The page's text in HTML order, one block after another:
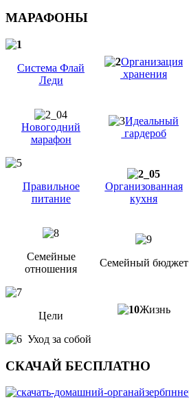
МАРАФОНЫ
Система Флай
Леди
Организация
хранения
Новогодний
марафон
Идеальный
гардероб
Правильное
питание
Организованная
кухня
Семейные
отношения
Семейный бюджет
Цели
Жизнь
Уход за собой
СКАЧАЙ БЕСПЛАТНО